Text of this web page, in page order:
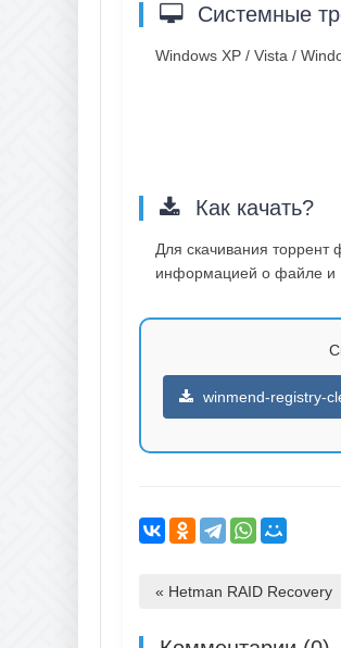
Системные
Windows XP / Vista /
Как качать?
Для скачивания торрент
информацией о файле и
winmend-registry-
« Hetman RAID Recovery